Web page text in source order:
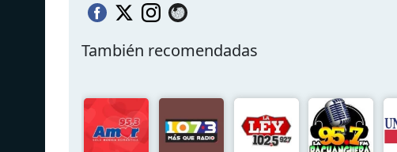
También recomendadas